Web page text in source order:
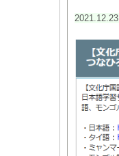
2021.12.23